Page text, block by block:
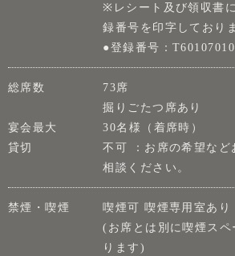
※レシート及び領収書
録番号を印字しており
●登録番号：
総席数
73席
掘りごたつ席あり
宴会最大
30名様（着席時）
貸切
不可 ：お席の希望など
相談ください。
禁煙・喫煙
喫煙可 喫煙専用室あり
(お席とは別に喫煙ス
ります)